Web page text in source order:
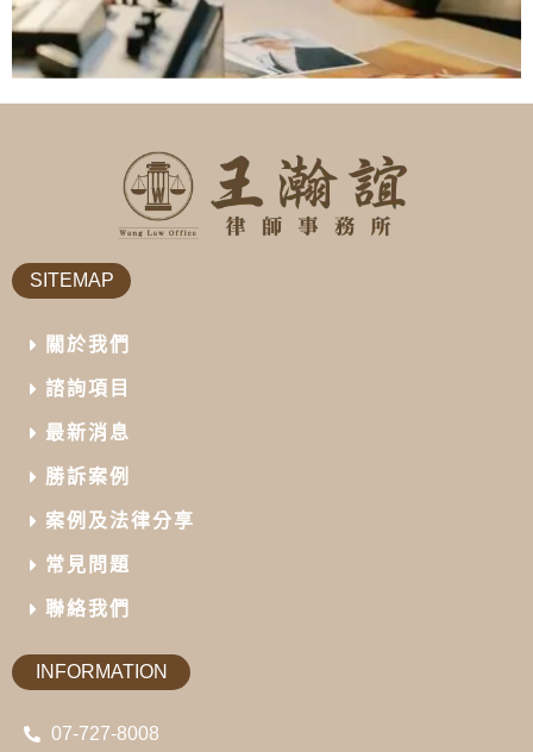
SITEMAP
關於我們
諮詢項目
最新消息
勝訴案例
案例及法律分享
常見問題
聯絡我們
INFORMATION
07-727-8008